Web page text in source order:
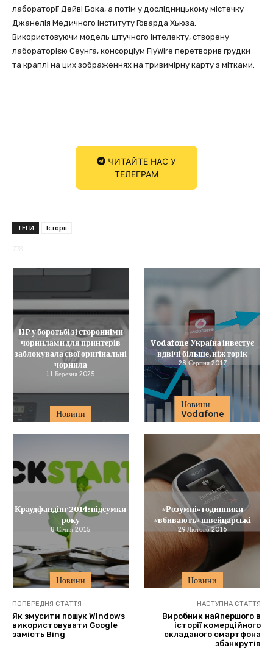
лабораторії Дейві Бока, а потім у дослідницькому містечку
Джанелія Медичного інституту Говарда Хьюза.
Використовуючи модель штучного інтелекту, створену
лабораторією Сеунга, консорціум FlyWire перетворив грудки
та краплі на цих зображеннях на тривимірну карту з мітками.
ЧИТАЙТЕ НАС У
ТЕЛЕГРАМ
ТЕГИ Історії
Новини
HP у боротьбі зі сторонніми
чорнилами для принтерів
заблокувала свої оригінальні
чорнила
11 Березня 2025
Новини
Vodafone
Vodafone Україна інвестує
вдвічі більше, ніж торік
28 Серпня 2017
Новини
Краудфандінг 2014: підсумки
року
8 Січня 2015
Новини
«Розумні» годинники
«вбивають» швейцарські
29 Лютого 2016
ПОПЕРЕДНЯ СТАТТЯ
Як змусити пошук Windows
використовувати Google
замість Bing
НАСТУПНА СТАТТЯ
Виробник найпершого в
історії комерційного
складаного смартфона
збанкрутів